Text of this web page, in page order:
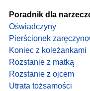
Poradnik dla
Oświadczyny
Pierścionek
Koniec z koleżankami
Rozstanie z matką
Rozstanie z ojcem
Utrata tożsamości